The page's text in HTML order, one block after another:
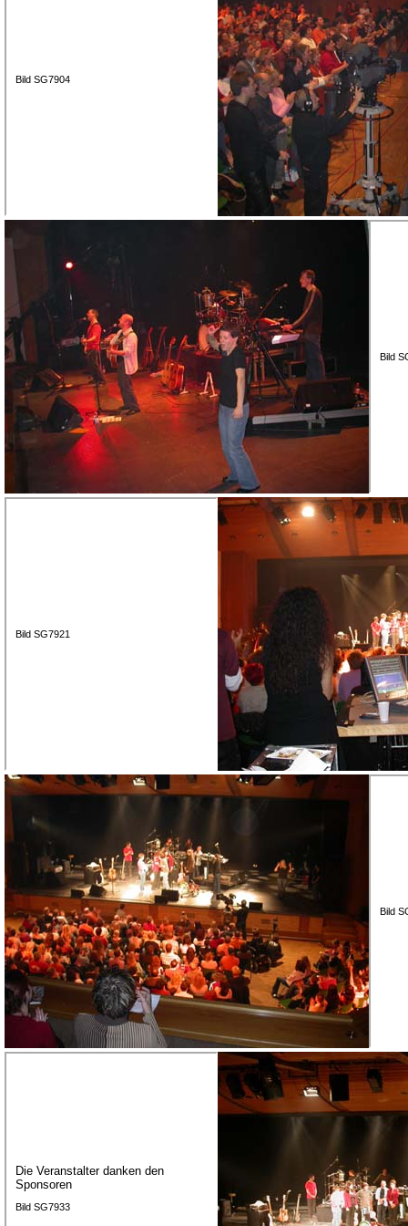
Bild SG7904
Bild
Bild SG7921
Bild
Die Veranstalter danken den
Sponsoren
Bild SG7933